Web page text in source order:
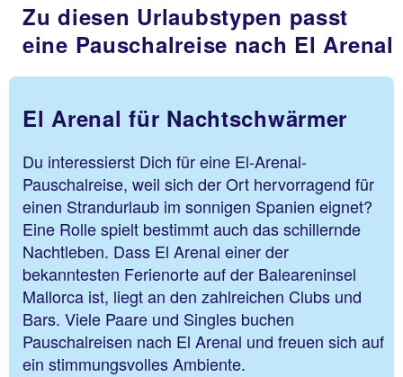
Zu diesen Urlaubstypen passt
eine Pauschalreise nach El Arenal
El Arenal für Nachtschwärmer
Du interessierst Dich für eine El-Arenal-
Pauschalreise, weil sich der Ort hervorragend für
einen Strandurlaub im sonnigen Spanien eignet?
Eine Rolle spielt bestimmt auch das schillernde
Nachtleben. Dass El Arenal einer der
bekanntesten Ferienorte auf der Baleareninsel
Mallorca ist, liegt an den zahlreichen Clubs und
Bars. Viele Paare und Singles buchen
Pauschalreisen nach El Arenal und freuen sich auf
ein stimmungsvolles Ambiente.